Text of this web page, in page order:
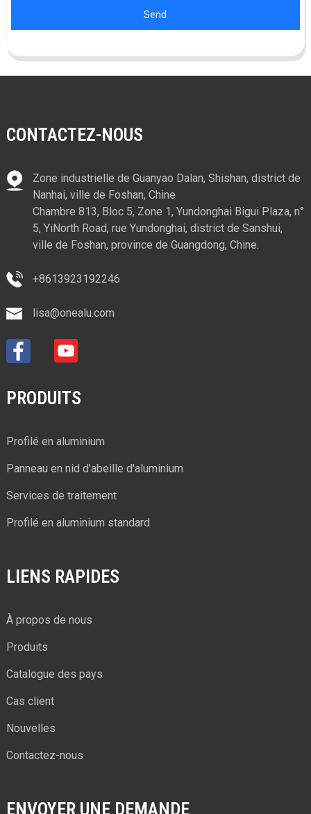
Send
CONTACTEZ-NOUS
Zone industrielle de Guanyao Dalan, Shishan, district de
Nanhai, ville de Foshan, Chine
Chambre 813, Bloc 5, Zone 1, Yundonghai Bigui Plaza, n°
5, YiNorth Road, rue Yundonghai, district de Sanshui,
ville de Foshan, province de Guangdong, Chine.
+8613923192246
lisa@onealu.com
PRODUITS
Profilé en aluminium
Panneau en nid d'abeille d'aluminium
Services de traitement
Profilé en aluminium standard
LIENS RAPIDES
À propos de nous
Produits
Catalogue des pays
Cas client
Nouvelles
Contactez-nous
ENVOYER UNE DEMANDE